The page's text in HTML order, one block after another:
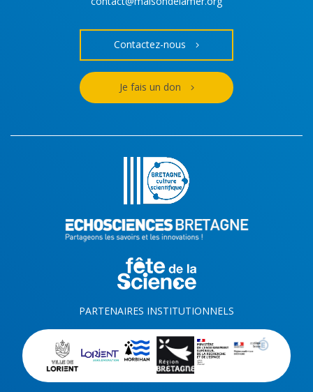
Contactez-nous
Je fais un don
PARTENAIRES INSTITUTIONNELS